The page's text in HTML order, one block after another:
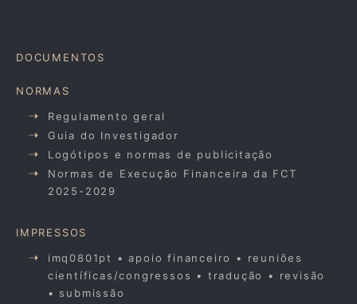
DOCUMENTOS
NORMAS
Regulamento geral
Guia do Investigador
Logótipos e normas de publicitação
Normas de Execução Financeira da FCT
2025-2029
IMPRESSOS
imq0801pt • apoio financeiro • reuniões
científicas/congressos • tradução • revisão
• submissão